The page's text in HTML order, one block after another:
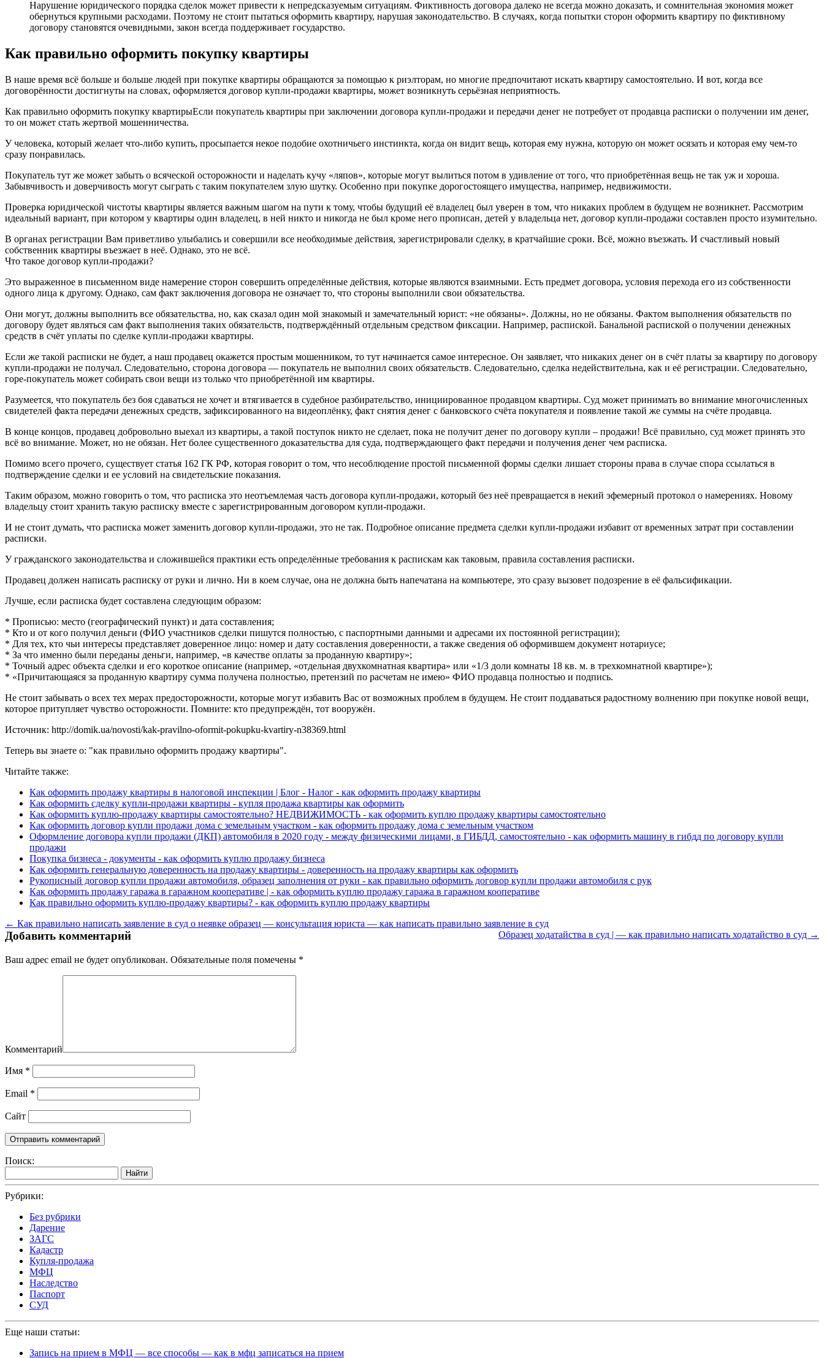
Нарушение юридического порядка сделок может привести к непредсказуемым ситуациям. Фиктивность договора далеко не всегда можно доказать, и сомнительная экономия может
обернуться крупными расходами. Поэтому не стоит пытаться оформить квартиру, нарушая законодательство. В случаях, когда попытки сторон оформить квартиру по фиктивному
договору становятся очевидными, закон всегда поддерживает государство.
Как правильно оформить покупку квартиры
В наше время всё больше и больше людей при покупке квартиры обращаются за помощью к риэлторам, но многие предпочитают искать квартиру самостоятельно. И вот, когда все
договорённости достигнуты на словах, оформляется договор купли-продажи квартиры, может возникнуть серьёзная неприятность.
Как правильно оформить покупку квартирыЕсли покупатель квартиры при заключении договора купли-продажи и передачи денег не потребует от продавца расписки о получении им денег,
то он может стать жертвой мошенничества.
У человека, который желает что-либо купить, просыпается некое подобие охотничьего инстинкта, когда он видит вещь, которая ему нужна, которую он может осязать и которая ему чем-то
сразу понравилась.
Покупатель тут же может забыть о всяческой осторожности и наделать кучу «ляпов», которые могут вылиться потом в удивление от того, что приобретённая вещь не так уж и хороша.
Забывчивость и доверчивость могут сыграть с таким покупателем злую шутку. Особенно при покупке дорогостоящего имущества, например, недвижимости.
Проверка юридической чистоты квартиры является важным шагом на пути к тому, чтобы будущий её владелец был уверен в том, что никаких проблем в будущем не возникнет. Рассмотрим
идеальный вариант, при котором у квартиры один владелец, в ней никто и никогда не был кроме него прописан, детей у владельца нет, договор купли-продажи составлен просто изумительно.
В органах регистрации Вам приветливо улыбались и совершили все необходимые действия, зарегистрировали сделку, в кратчайшие сроки. Всё, можно въезжать. И счастливый новый
собственник квартиры въезжает в неё. Однако, это не всё.
Что такое договор купли-продажи?
Это выраженное в письменном виде намерение сторон совершить определённые действия, которые являются взаимными. Есть предмет договора, условия перехода его из собственности
одного лица к другому. Однако, сам факт заключения договора не означает то, что стороны выполнили свои обязательства.
Они могут, должны выполнить все обязательства, но, как сказал один мой знакомый и замечательный юрист: «не обязаны». Должны, но не обязаны. Фактом выполнения обязательств по
договору будет являться сам факт выполнения таких обязательств, подтверждённый отдельным средством фиксации. Например, распиской. Банальной распиской о получении денежных
средств в счёт уплаты по сделке купли-продажи квартиры.
Если же такой расписки не будет, а наш продавец окажется простым мошенником, то тут начинается самое интересное. Он заявляет, что никаких денег он в счёт платы за квартиру по договору
купли-продажи не получал. Следовательно, сторона договора — покупатель не выполнил своих обязательств. Следовательно, сделка недействительна, как и её регистрации. Следовательно,
горе-покупатель может собирать свои вещи из только что приобретённой им квартиры.
Разумеется, что покупатель без боя сдаваться не хочет и втягивается в судебное разбирательство, инициированное продавцом квартиры. Суд может принимать во внимание многочисленных
свидетелей факта передачи денежных средств, зафиксированного на видеоплёнку, факт снятия денег с банковского счёта покупателя и появление такой же суммы на счёте продавца.
В конце концов, продавец добровольно выехал из квартиры, а такой поступок никто не сделает, пока не получит денег по договору купли – продажи! Всё правильно, суд может принять это
всё во внимание. Может, но не обязан. Нет более существенного доказательства для суда, подтверждающего факт передачи и получения денег чем расписка.
Помимо всего прочего, существует статья 162 ГК РФ, которая говорит о том, что несоблюдение простой письменной формы сделки лишает стороны права в случае спора ссылаться в
подтверждение сделки и ее условий на свидетельские показания.
Таким образом, можно говорить о том, что расписка это неотъемлемая часть договора купли-продажи, который без неё превращается в некий эфемерный протокол о намерениях. Новому
владельцу стоит хранить такую расписку вместе с зарегистрированным договором купли-продажи.
И не стоит думать, что расписка может заменить договор купли-продажи, это не так. Подробное описание предмета сделки купли-продажи избавит от временных затрат при составлении
расписки.
У гражданского законодательства и сложившейся практики есть определённые требования к распискам как таковым, правила составления расписки.
Продавец должен написать расписку от руки и лично. Ни в коем случае, она не должна быть напечатана на компьютере, это сразу вызовет подозрение в её фальсификации.
Лучше, если расписка будет составлена следующим образом:
* Прописью: место (географический пункт) и дата составления;
* Кто и от кого получил деньги (ФИО участников сделки пишутся полностью, с паспортными данными и адресами их постоянной регистрации);
* Для тех, кто чьи интересы представляет доверенное лицо: номер и дату составления доверенности, а также сведения об оформившем документ нотариусе;
* За что именно были переданы деньги, например, «в качестве оплаты за проданную квартиру»;
* Точный адрес объекта сделки и его короткое описание (например, «отдельная двухкомнатная квартира» или «1/3 доли комнаты 18 кв. м. в трехкомнатной квартире»);
* «Причитающаяся за проданную квартиру сумма получена полностью, претензий по расчетам не имею» ФИО продавца полностью и подпись.
Не стоит забывать о всех тех мерах предосторожности, которые могут избавить Вас от возможных проблем в будущем. Не стоит поддаваться радостному волнению при покупке новой вещи,
которое притупляет чувство осторожности. Помните: кто предупреждён, тот вооружён.
Источник: http://domik.ua/novosti/kak-pravilno-oformit-pokupku-kvartiry-n38369.html
Теперь вы знаете о: "как правильно оформить продажу квартиры".
Читайте также:
Как оформить продажу квартиры в налоговой инспекции | Блог - Налог - как оформить продажу квартиры
Как оформить сделку купли-продажи квартиры - купля продажа квартиры как оформить
Как оформить куплю-продажу квартиры самостоятельно? НЕДВИЖИМОСТЬ - как оформить куплю продажу квартиры самостоятельно
Как оформить договор купли продажи дома с земельным участком - как оформить продажу дома с земельным участком
Оформление договора купли продажи (ДКП) автомобиля в 2020 году - между физическими лицами, в ГИБДД, самостоятельно - как оформить машину в гибдд по договору купли
продажи
Покупка бизнеса - документы - как оформить куплю продажу бизнеса
Как оформить генеральную доверенность на продажу квартиры - доверенность на продажу квартиры как оформить
Рукописный договор купли продажи автомобиля, образец заполнения от руки - как правильно оформить договор купли продажи автомобиля с рук
Как оформить продажу гаража в гаражном кооперативе | - как оформить куплю продажу гаража в гаражном кооперативе
Как правильно оформить куплю-продажу квартиры? - как оформить куплю продажу квартиры
← Как правильно написать заявление в суд о неявке образец — консультация юриста — как написать правильно заявление в суд
Образец ходатайства в суд | — как правильно написать ходатайство в суд →
Добавить комментарий
Ваш адрес email не будет опубликован. Обязательные поля помечены *
Комментарий
Имя *
Email *
Сайт
Поиск:
Найти
Рубрики:
Без рубрики
Дарение
ЗАГС
Кадастр
Купля-продажа
МФЦ
Наследство
Паспорт
СУД
Еще наши статьи:
Запись на прием в МФЦ — все способы — как в мфц записаться на прием